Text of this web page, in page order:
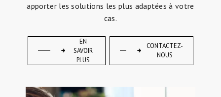
apporter les solutions les plus adaptées à votre
cas.
EN
SAVOIR
PLUS
CONTACTEZ-
NOUS